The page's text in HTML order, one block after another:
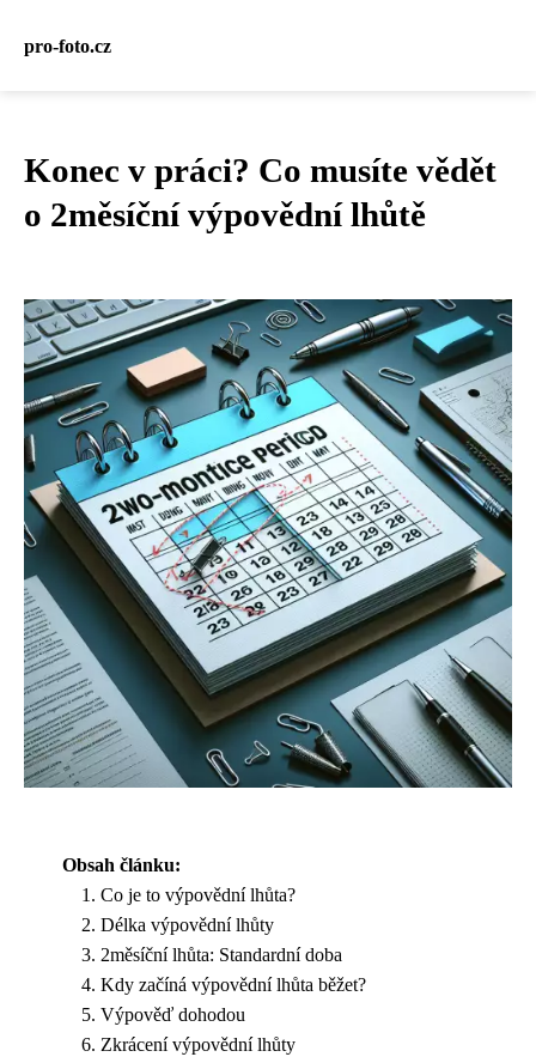
pro-foto.cz
Konec v práci? Co musíte vědět
o 2měsíční výpovědní lhůtě
Obsah článku:
Co je to výpovědní lhůta?
Délka výpovědní lhůty
2měsíční lhůta: Standardní doba
Kdy začíná výpovědní lhůta běžet?
Výpověď dohodou
Zkrácení výpovědní lhůty